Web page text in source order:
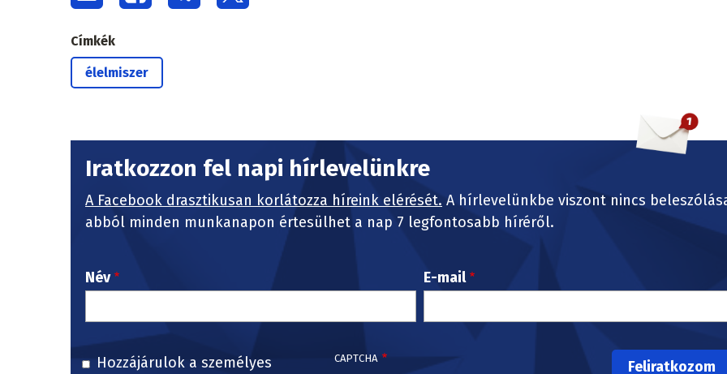
Címkék
élelmiszer
Iratkozzon fel napi hírlevelünkre
A Facebook drasztikusan korlátozza híreink elérését. A hírlevelünkbe viszont nincs
abból minden munkanapon értesülhet a nap 7 legfontosabb híréről.
Név E-mail
Hozzájárulok a személyes
CAPTCHA